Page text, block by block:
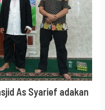
As Syarief adakan